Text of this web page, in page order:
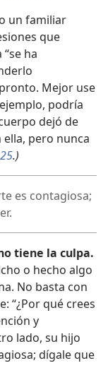
un familiar
que
ha
Mejor use
podría
dejó de
pero nunca
.)
es contagiosa;
tiene la culpa.
o hecho algo
No basta con
“¿Por qué crees
y
lado, su hijo
dígale que